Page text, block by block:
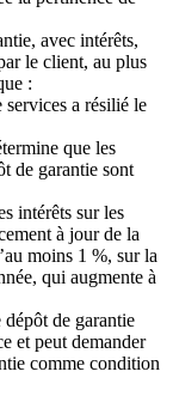
avec intérêts,
le client, au plus
:
a résilié le
que les
de garantie sont
intérêts sur les
à jour de la
moins 1 %, sur la
qui augmente à
de garantie
et peut demander
comme condition